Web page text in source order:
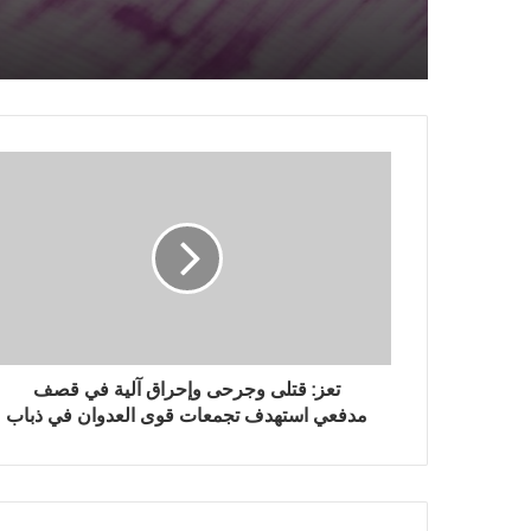
المصرية
وإنجاح جهود الانتقال
تعز: قتلى وجرحى وإحراق آلية في قصف
مدفعي استهدف تجمعات قوى العدوان في ذباب